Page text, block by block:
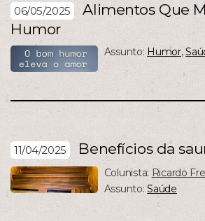
06/05/2025
Alimentos Que
Humor
Assunto: Humor,
11/04/2025 Benefícios da
Colunista: Ricardo
Assunto:Saúde